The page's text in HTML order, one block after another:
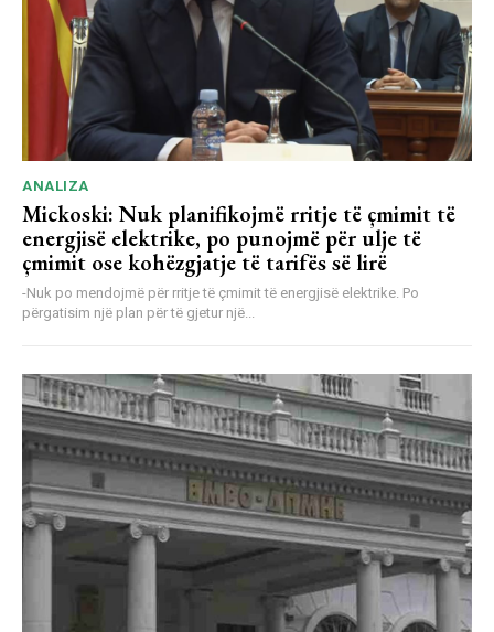
ANALIZA
Mickoski: Nuk planifikojmë rritje të çmimit të
energjisë elektrike, po punojmë për ulje të
çmimit ose kohëzgjatje të tarifës së lirë
-Nuk po mendojmë për rritje të çmimit të energjisë elektrike. Po
përgatisim një plan për të gjetur një...